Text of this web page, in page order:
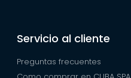
Servicio al cliente
Preguntas frecuentes